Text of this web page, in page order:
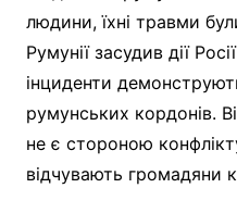
людини, їхні травми
Румунії засудив дії
інциденти
румунських кордонів.
не є стороною
відчувають громадяни